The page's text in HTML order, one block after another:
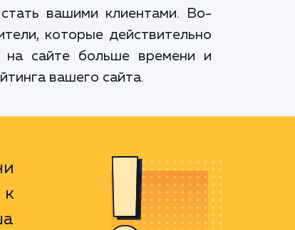
вашими клиентами. Во-
которые действительно
на сайте больше времени и
вашего сайта.